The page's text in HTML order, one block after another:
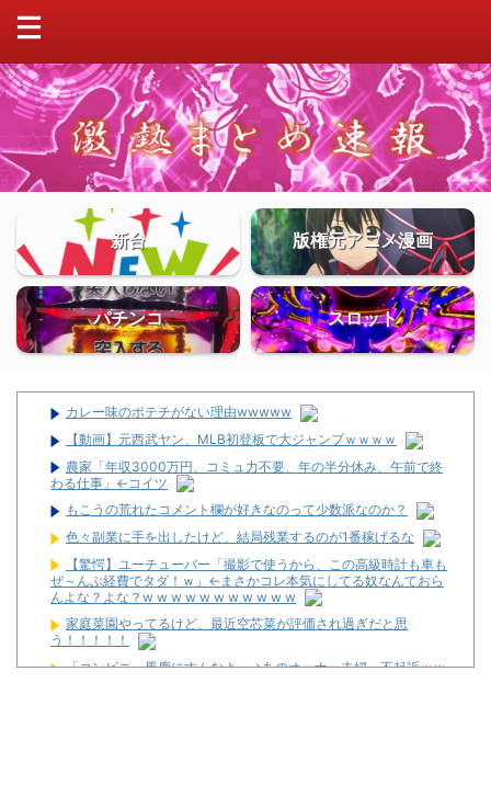
新台 版権元アニメ漫画
パチンコ スロット
カレー味のポテチがない理由wwwww
【動画】元西武ヤン、MLB初登板で大ジャンプｗｗｗｗ
農家「年収3000万円、コミュ力不要、年の半分休み、午前で終
わる仕事」←コイツ
もこうの荒れたコメント欄が好きなのって少数派なのか？
色々副業に手を出したけど、結局残業するのが1番稼げるな
【驚愕】ユーチューバー「撮影で使うから、この高級時計も車も
ぜ～んぶ経費でタダ！ｗ」←まさかコレ本気にしてる奴なんておら
んよな？よな？w w w w w w w w w w w
家庭菜園やってるけど、最近空芯菜が評価され過ぎだと思
う！！！！！
「コンビニ、馬鹿にすんなよ」→あのオーナー夫婦、不起訴ｗｗ